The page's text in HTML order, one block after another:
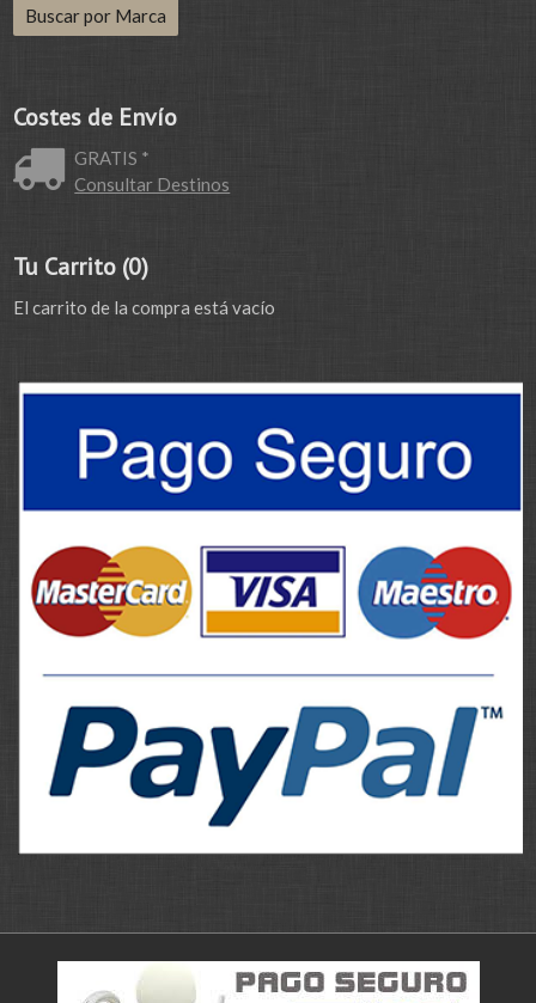
Costes de Envío
GRATIS *
Consultar Destinos
Tu Carrito (0)
El carrito de la compra está vacío